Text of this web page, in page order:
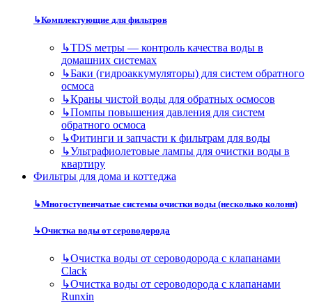
↳Комплектующие для фильтров
↳TDS метры — контроль качества воды в
домашних системах
↳Баки (гидроаккумуляторы) для систем обратного
осмоса
↳Краны чистой воды для обратных осмосов
↳Помпы повышения давления для систем
обратного осмоса
↳Фитинги и запчасти к фильтрам для воды
↳Ультрафиолетовые лампы для очистки воды в
квартиру
Фильтры для дома и коттеджа
↳Многоступенчатые системы очистки воды (несколько колонн)
↳Очистка воды от сероводорода
↳Очистка воды от сероводорода с клапанами
Clack
↳Очистка воды от сероводорода с клапанами
Runxin